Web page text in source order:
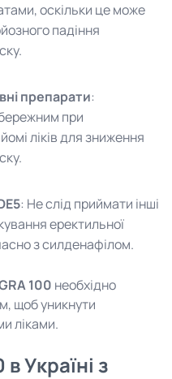
оскільки це може
падіння
препарати:
при
ліків для зниження
: Не слід приймати інші
еректильної
з силденафілом.
100 необхідно
щоб уникнути
ліками.
Україні з